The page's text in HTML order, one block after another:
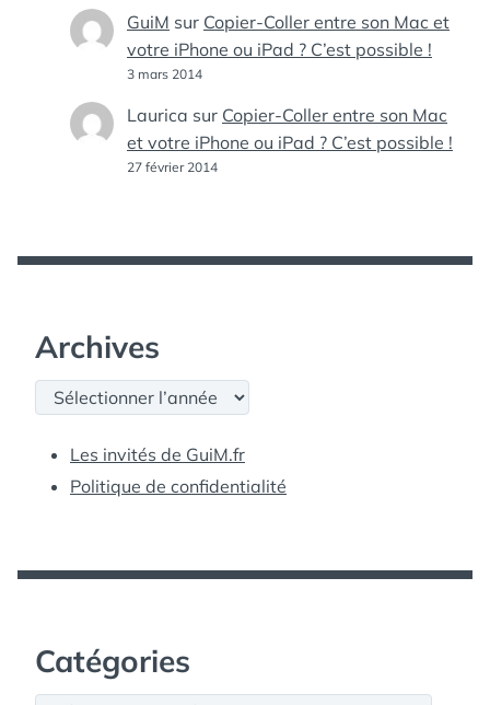
GuiM sur Copier-Coller entre son Mac et
votre iPhone ou iPad ? C’est possible !
3 mars 2014
Laurica sur Copier-Coller entre son Mac
et votre iPhone ou iPad ? C’est possible !
27 février 2014
Archives
Archives
Les invités de GuiM.fr
Politique de confidentialité
Catégories